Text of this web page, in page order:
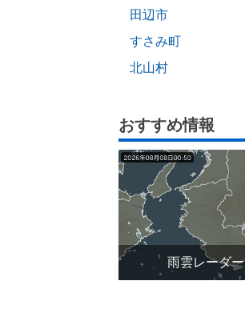
田辺市
すさみ町
北山村
おすすめ情報
雨雲レーダー